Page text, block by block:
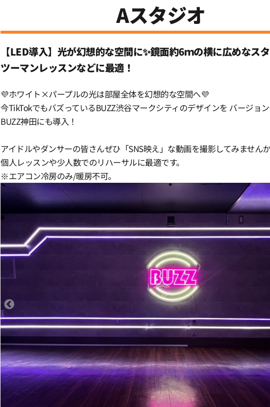
13:30
14:00
15:00
15:30
16:00
17:00
17:30
18:00
18:30
Aスタジオ
【LED導入】光が幻想的な空間に✨鏡面約6ｍの横に広めなス
ツーマンレッスンなどに最適！
💜ホワイト×パープルの光は部屋全体を幻想的な空間へ💜
今TikTokでもバズっているBUZZ渋谷マークシティのデザインを バージョ
BUZZ神田にも導入！
アイドルやダンサーの皆さんぜひ「SNS映え」な動画を撮影してみません
個人レッスンや少人数でのリハーサルに最適です。
※エアコン冷房のみ/暖房不可。